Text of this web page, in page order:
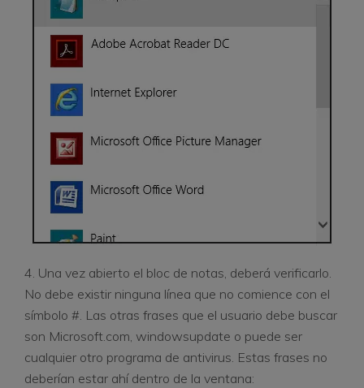
4. Una vez abierto el bloc de notas, deberá verificarlo.
No debe existir ninguna línea que no comience con el
símbolo #. Las otras frases que el usuario debe buscar
son Microsoft.com, windowsupdate o puede ser
cualquier otro programa de antivirus. Estas frases no
deberían estar ahí dentro de la ventana: